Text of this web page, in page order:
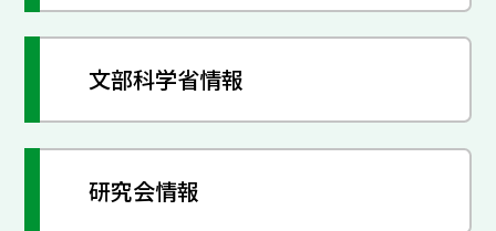
文部科学省情報
研究会情報